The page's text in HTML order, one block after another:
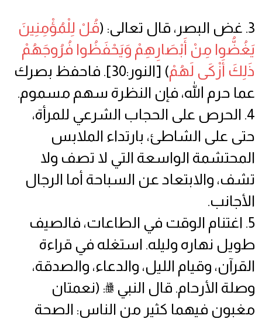
3. غض البصر، قال تعالى: (
قُلْ لِلْمُؤْمِنِينَ
يَغُضُّوا مِنْ أَبْصَارِهِمْ وَيَحْفَظُوا فُرُوجَهُمْ
ذَلِكَ أَزْكَى لَهُمْ
) [النور:30]. فاحفظ بصرك
عما حرم الله، فإن النظرة سهم مسموم.
4. الحرص على الحجاب الشرعي للمرأة،
حتى على الشاطئ، بارتداء الملابس
المحتشمة الواسعة التي لا تصف ولا
تشف، والابتعاد عن السباحة أما الرجال
الأجانب.
5. اغتنام الوقت في الطاعات، فالصيف
طويل نهاره وليله. استغله في قراءة
القرآن، وقيام الليل، والدعاء، والصدقة،
وصلة الأرحام. قال النبي ﷺ: (نعمتان
مغبون فيهما كثير من الناس: الصحة